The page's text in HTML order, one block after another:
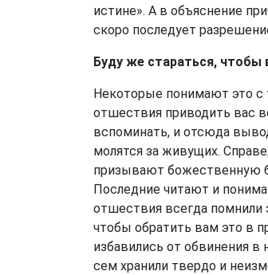
истине». А в объяснение
скоро последует
Буду же стараться, чтобы
Некоторые понимают это с
отшествия приводить вас
вспоминать, и отсюда
молятся за живущих.
призывают божественную
Последние читают и
отшествия всегда помнили
чтобы обратить вам это в
избавились от обвинения
сем хранили твердо и